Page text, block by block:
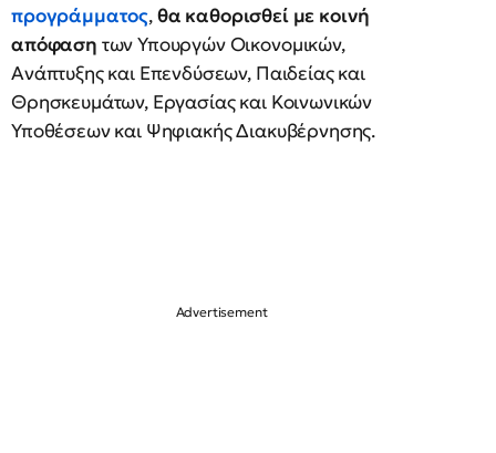
προγράμματος,θα καθορισθεί με κοινή
απόφαση των Υπουργών Οικονομικών,
Ανάπτυξης και Επενδύσεων, Παιδείας και
Θρησκευμάτων, Εργασίας και Κοινωνικών
Υποθέσεων και Ψηφιακής Διακυβέρνησης.